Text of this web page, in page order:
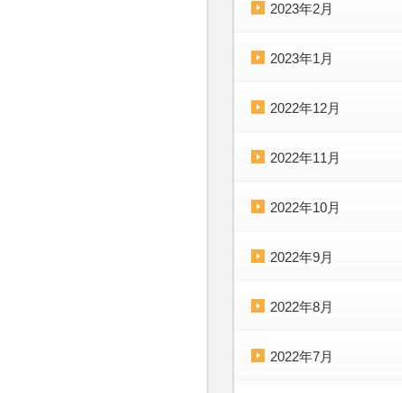
2023年2月
2023年1月
2022年12月
2022年11月
2022年10月
2022年9月
2022年8月
2022年7月